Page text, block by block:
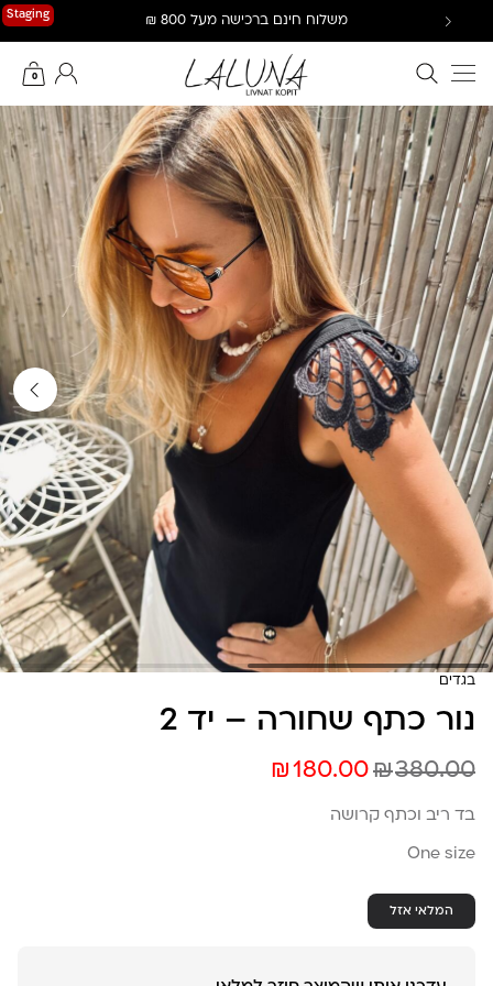
Staging משלוח חינם ברכישה מעל 800 ₪
חיפוש באתר
0
החשבון שלי
בגדים
נור כתף שחורה – יד 2
₪180.00₪380.00
בד ריב וכתף קרושה
One size
המלאי אזל